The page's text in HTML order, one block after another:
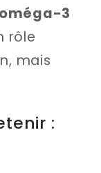
oméga-3
rôle
mais
: